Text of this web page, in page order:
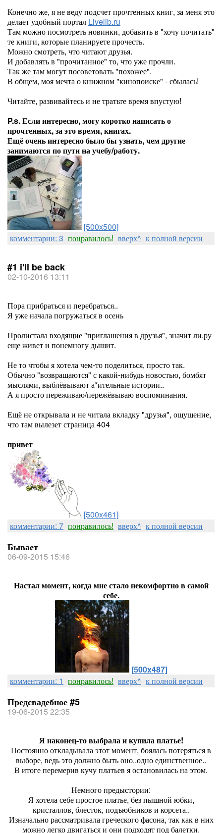
Конечно же, я не веду подсчет прочтенных книг, за меня это
делает удобный портал Livelib.ru
Там можно посмотреть новинки, добавить в "хочу почитать"
те книги, которые планируете прочесть.
Можно смотреть, что читают друзья.
И добавлять в "прочитанное" то, что уже прочли.
Так же там могут посоветовать "похожее".
В общем, моя мечта о книжном "кинопоиске" - сбылась!
Читайте, развивайтесь и не тратьте время впустую!
P.s. Если интересно, могу коротко написать о
прочтенных, за это время, книгах.
Ещё очень интересно было бы узнать, чем другие
занимаются по пути на учебу/работу.
[500x500]
комментарии: 3 понравилось! вверх^ к полной версии
#1 i'll be back
02-10-2016 13:11
Пора прибраться и перебраться..
Я уже начала погружаться в осень
Пролистала входящие "приглашения в друзья", значит ли.ру
еще живет и понемногу дышит.
Не то чтобы я хотела чем-то поделиться, просто так.
Обычно "возвращаются" с какой-нибудь новостью, бомбят
мыслями, выблёвывают а*ительные истории..
А я просто переживаю/пережёвываю воспоминания.
Ещё не открывала и не читала вкладку "друзья", ощущение,
что там вылезет страница 404
привет
[500x461]
комментарии: 7 понравилось! вверх^ к полной версии
Бывает
06-09-2015 15:46
Настал момент, когда мне стало некомфортно в самой
себе.
[500x487]
комментарии: 1 понравилось! вверх^ к полной версии
Предсвадебное #5
19-06-2015 22:35
Я наконец-то выбрала и купила платье!
Постоянно откладывала этот момент, боялась потеряться в
выборе, ведь это должно быть оно..одно единственное..
В итоге перемерив кучу платьев я остановилась на этом.
Немного предыстории:
Я хотела себе простое платье, без пышной юбки,
кристаллов, блесток, подъюбников и корсета..
Изначально рассматривала греческого фасона, так как в них
можно легко двигаться и они подходят под балетки.